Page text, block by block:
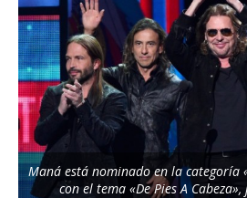
Maná está nominado en la categoría
con el tema «De Pies A